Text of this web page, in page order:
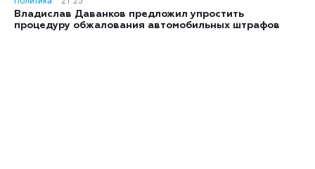
Владислав Даванков предложил упростить
процедуру обжалования автомобильных штрафов